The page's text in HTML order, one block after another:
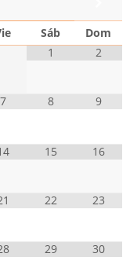
Sáb
Dom
1
2
7 8 9
15 16
22 23
29 30